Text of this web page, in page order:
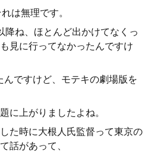
は無理です。
降ね、ほとんど出かけてなくっ
見に行ってなかったんですけ
んですけど、モテキの劇場版を
に上がりましたよね。
た時に大根人氏監督って東京の
話があって、